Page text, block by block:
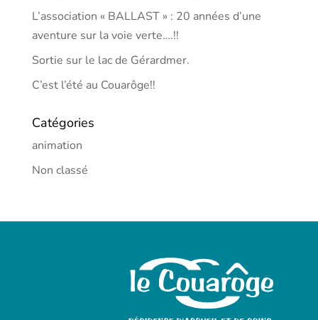
L’association « BALLAST » : 20 années d’une
aventure sur la voie verte….!!
Sortie sur le lac de Gérardmer.
C’est l’été au Couarôge!!
Catégories
animation
Non classé